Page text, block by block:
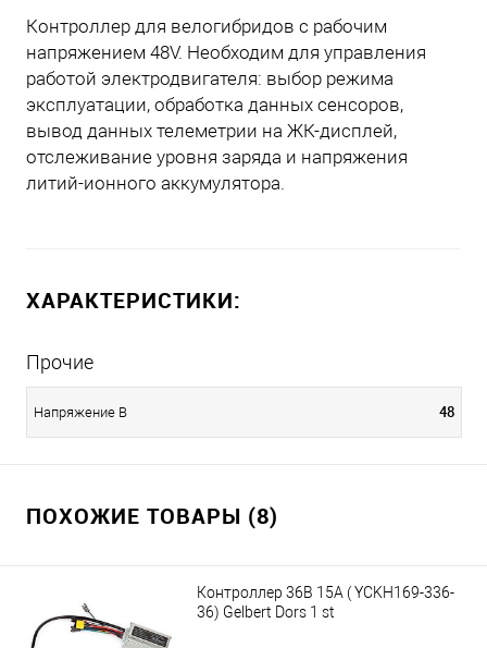
Контроллер для велогибридов с рабочим
напряжением 48V. Необходим для управления
работой электродвигателя: выбор режима
эксплуатации, обработка данных сенсоров,
вывод данных телеметрии на ЖК-дисплей,
отслеживание уровня заряда и напряжения
литий-ионного аккумулятора.
ХАРАКТЕРИСТИКИ:
Прочие
Напряжение В 48
ПОХОЖИЕ ТОВАРЫ (8)
Контроллер 36В 15А ( YCKH169-336-
36) Gelbert Dors 1 st